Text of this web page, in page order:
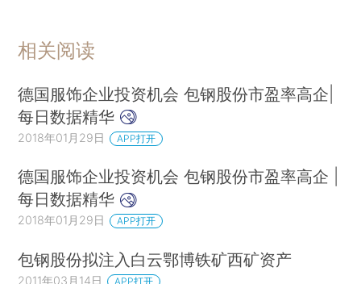
相关阅读
德国服饰企业投资机会 包钢股份市盈率高企|
每日数据精华
2018年01月29日 APP打开
德国服饰企业投资机会 包钢股份市盈率高企 |
每日数据精华
2018年01月29日 APP打开
包钢股份拟注入白云鄂博铁矿西矿资产
2011年03月14日 APP打开